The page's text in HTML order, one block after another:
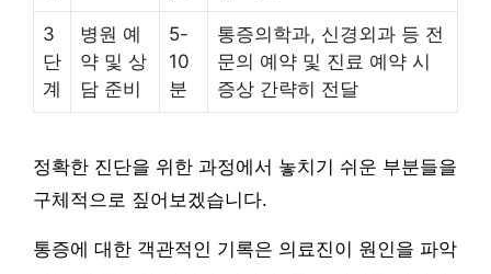
3
단
계
병원 예
약 및 상
담 준비
5-
10
분
통증의학과, 신경외과 등 전
문의 예약 및 진료 예약 시
증상 간략히 전달
정확한 진단을 위한 과정에서 놓치기 쉬운 부분들을
구체적으로 짚어보겠습니다.
통증에 대한 객관적인 기록은 의료진이 원인을 파악